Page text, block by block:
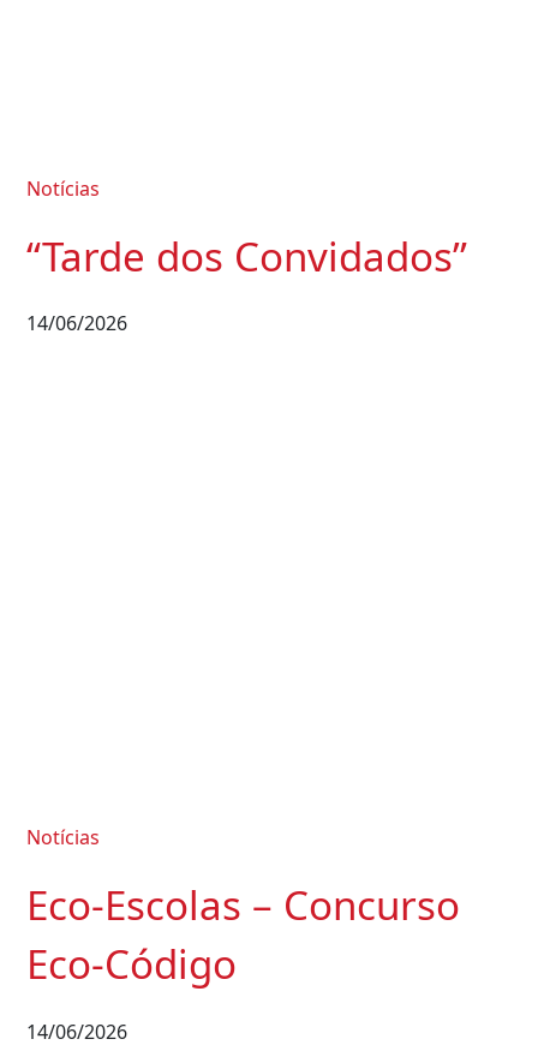
Notícias
“Tarde dos Convidados”
14/06/2026
Notícias
Eco-Escolas – Concurso
Eco-Código
14/06/2026